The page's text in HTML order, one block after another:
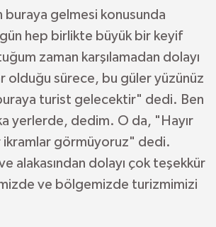
buraya gelmesi konusunda
hep birlikte büyük bir keyif
zaman karşılamadan dolayı
olduğu sürece, bu güler yüzünüz
turist gelecektir" dedi. Ben
yerlerde, dedim. O da, "Hayır
ikramlar görmüyoruz" dedi.
alakasından dolayı çok teşekkür
ve bölgemizde turizmimizi